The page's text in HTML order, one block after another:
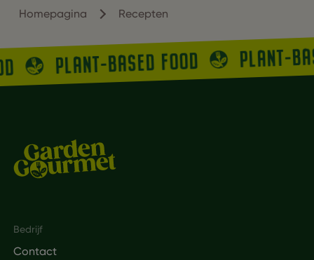
Homepagina Recepten
PLANT-BASED FOOD PLANT-
Footer
Bedrijf
Contact